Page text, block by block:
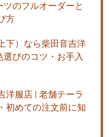
のフルオーダーと
方
下）なら柴田音吉洋
びのコツ・お手入
洋服店 | 老舗テーラ
初めての注文前に知